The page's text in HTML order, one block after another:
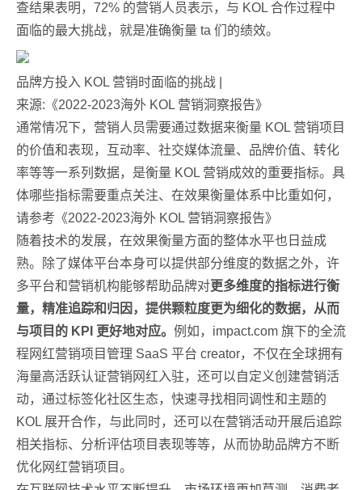
查结果表明，72% 的营销人员表示，与 KOL 合作过程中
面临的最大挑战，就是准确衡量 ta 们的绩效。
品牌方投入 KOL 营销时面临的挑战 |
来源:《2022-2023海外 KOL 营销洞察报告》
通常情况下，营销人员需要通过数据来衡量 KOL 营销项目
的价值和表现，互动率、社交媒体流量、品牌价值、转化
率等等一系列数据，是衡量 KOL 营销成效的重要指标。具
体哪些指标需要重点关注、在效果衡量体系中比重如何，
请参考《2022-2023海外 KOL 营销洞察报告》
随着技术的发展，在效果衡量方面的整体水平也日益成
熟。除了媒体平台本身可以提供部分维度的数据之外，许
多平台和营销机构能够帮助品牌对更多维度的指标进行衡
量，精准追踪和归因，提供颗粒度更为细化的数据，从而
与项目的 KPI 更好地对应。 例如，impact.com 旗下的全流
程网红营销项目管理 SaaS 平台 creator，不仅在全球拥有
海量高活跃认证营销网红入驻，还可以自定义创建营销活
动，通过标签化社区生态，快速寻找相同调性和主题的
KOL 展开合作，与此同时，还可以在营销活动开展后追踪
相关指标、分析评估项目表现等等，从而协助品牌方不断
优化网红营销项目。